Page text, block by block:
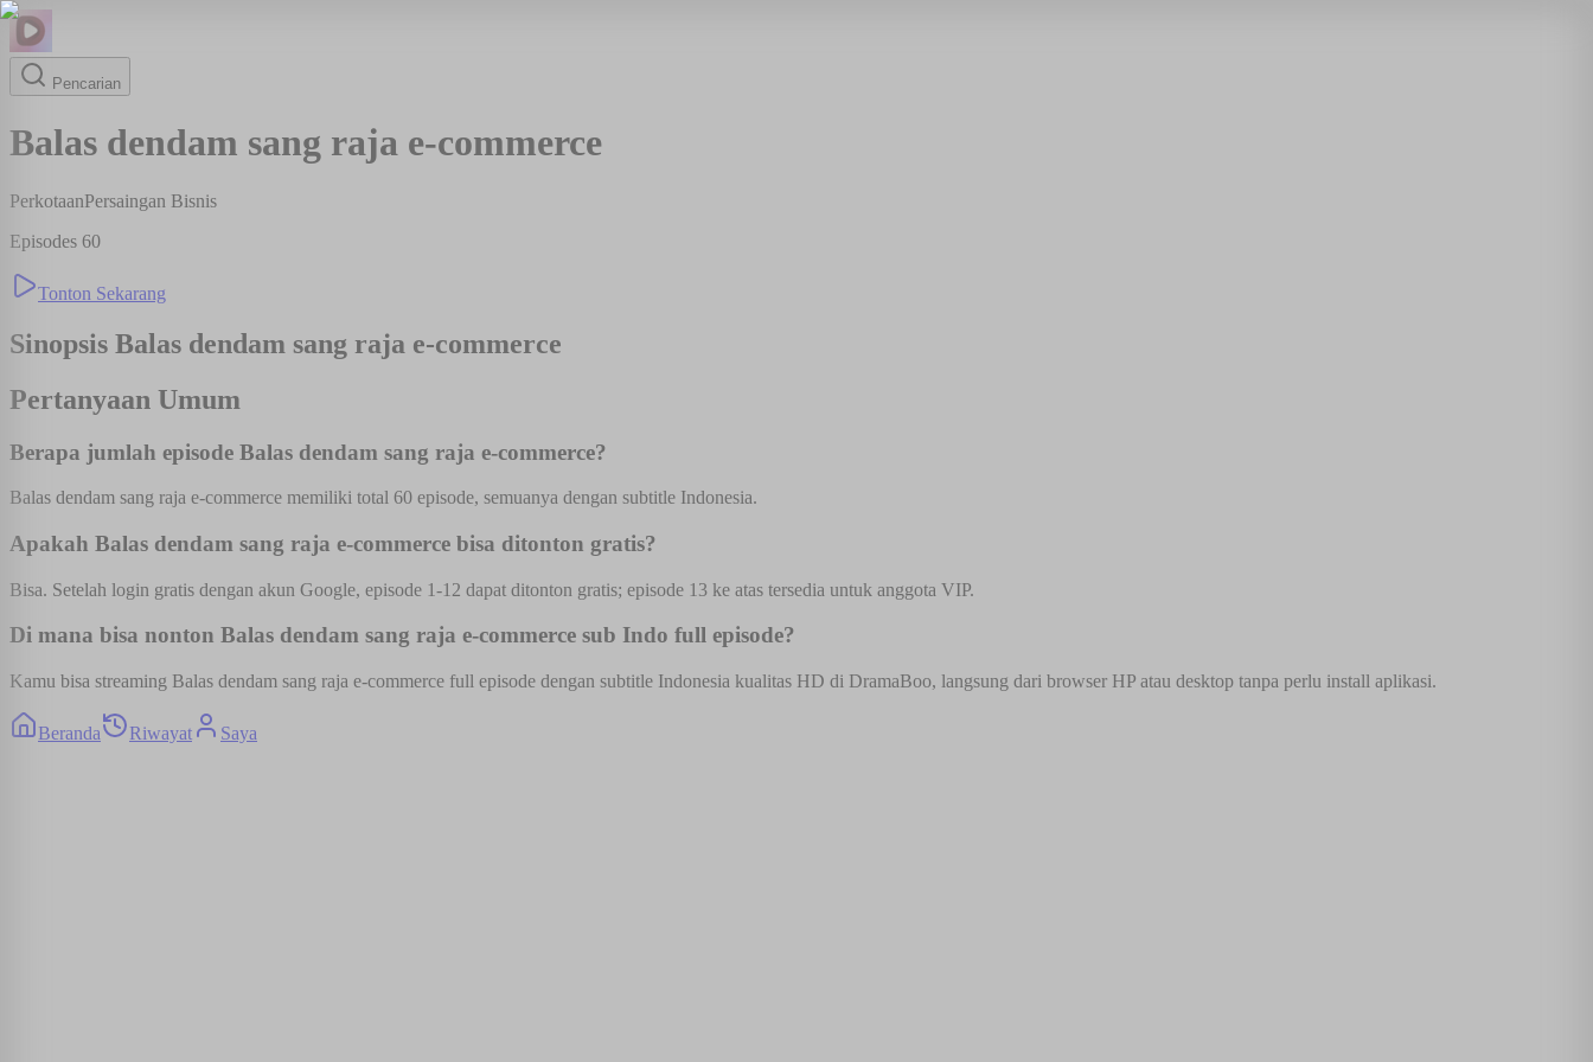
Pencarian
Balas dendam sang raja e-commerce
PerkotaanPersaingan Bisnis
Episodes 60
Tonton Sekarang
Sinopsis Balas dendam sang raja e-commerce
Pertanyaan Umum
Berapa jumlah episode Balas dendam sang raja e-commerce?
Balas dendam sang raja e-commerce memiliki total 60 episode, semuanya dengan subtitle Indonesia.
Apakah Balas dendam sang raja e-commerce bisa ditonton gratis?
Bisa. Setelah login gratis dengan akun Google, episode 1-12 dapat ditonton gratis; episode 13 ke atas tersedia untuk anggota VIP.
Di mana bisa nonton Balas dendam sang raja e-commerce sub Indo full episode?
Kamu bisa streaming Balas dendam sang raja e-commerce full episode dengan subtitle Indonesia kualitas HD di DramaBoo, langsung dari browser HP atau desktop tanpa perlu install aplikasi.
Beranda Riwayat Saya